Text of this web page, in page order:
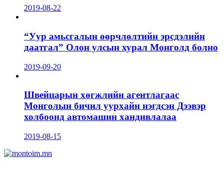
2019-08-22
“Уур амьсгалын өөрчлөлтийн эрсдэлийн
даатгал” Олон улсын хурал Монголд болно
2019-09-20
Швейцарын хөгжлийн агентлагаас
Монголын бичил уурхайн нэгдсэн Дээвэр
холбоонд автомашин хандивлалаа
2019-08-15